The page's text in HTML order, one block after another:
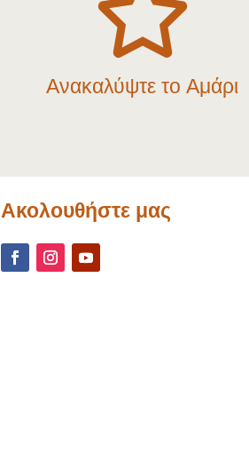
Ανακαλύψτε το Αμάρι
Ακολουθήστε μας